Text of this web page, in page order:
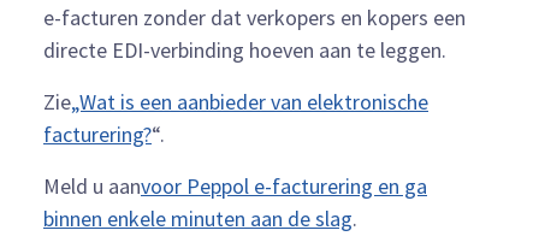
e-facturen zonder dat verkopers en kopers een
directe EDI-verbinding hoeven aan te leggen.
Zie„Wat is een aanbieder van elektronische
facturering?“.
Meld u aanvoor Peppol e-facturering en ga
binnen enkele minuten aan de slag.